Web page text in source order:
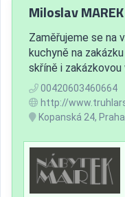
Miloslav MAREK
Zaměřujeme se na
kuchyně na
skříně i
00420603460664
http://
Kopanská 24,